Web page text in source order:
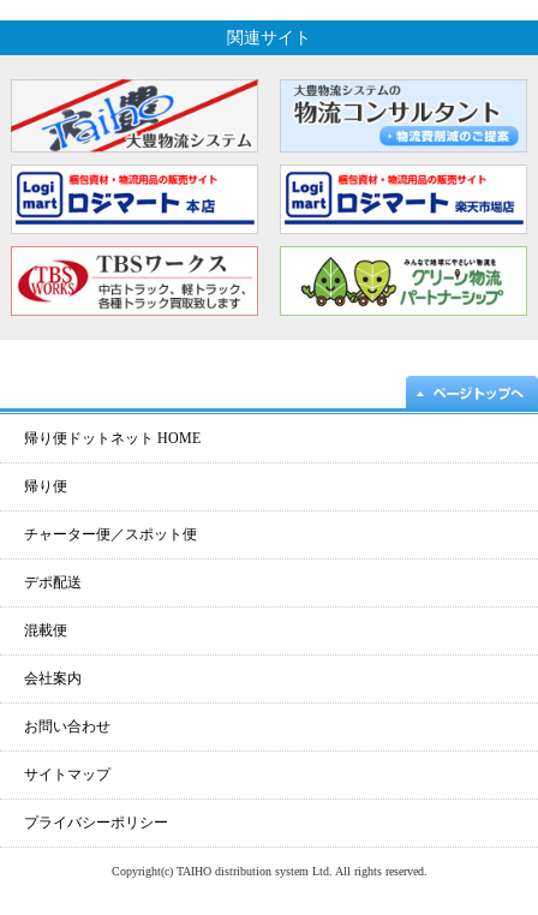
関連サイト
帰り便ドットネット HOME
帰り便
チャーター便／スポット便
デポ配送
混載便
会社案内
お問い合わせ
サイトマップ
プライバシーポリシー
Copyright(c) TAIHO distribution system Ltd. All rights reserved.